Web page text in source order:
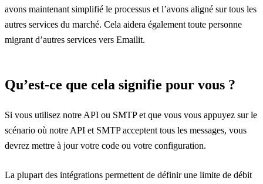
avons maintenant simplifié le processus et l’avons aligné sur tous les
autres services du marché. Cela aidera également toute personne
migrant d’autres services vers Emailit.
Qu’est-ce que cela signifie pour vous ?
Si vous utilisez notre API ou SMTP et que vous vous appuyez sur le
scénario où notre API et SMTP acceptent tous les messages, vous
devrez mettre à jour votre code ou votre configuration.
La plupart des intégrations permettent de définir une limite de débit